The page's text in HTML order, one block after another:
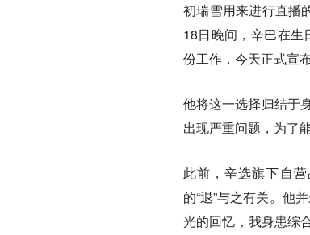
初瑞雪用来进行直播
18日晚间，辛巴在生
份工作，今天正式宣
他将这一选择归结于
出现严重问题，为了
此前，辛选旗下自
的“退”与之有关。他
光的回忆，我身患综